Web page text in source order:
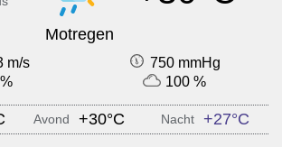
Motregen
m/s
750 mmHg
100 %
Avond +30°C Nacht +27°C